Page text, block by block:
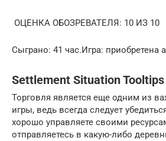
ОЦЕНКА ОБОЗРЕВАТЕЛЯ: 10 ИЗ 10
Сыграно: 41 час.Игра: приобретена
Settlement Situation Tooltips
Торговля является еще одним из
игры, ведь всегда следует
хорошо управляете своими
отправляетесь в какую-либо